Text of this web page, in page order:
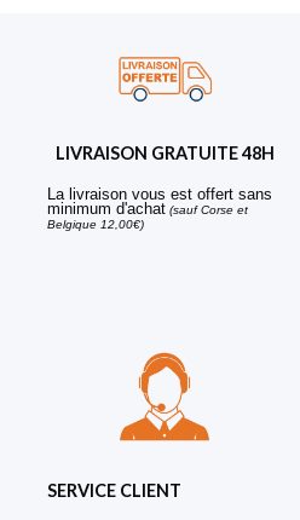
LIVRAISON GRATUITE 48H
La livraison vous est offert sans
minimum d'achat (sauf Corse et
Belgique 12,00€)
SERVICE CLIENT